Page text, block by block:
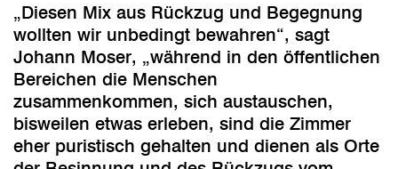
„Diesen Mix aus Rückzug und Begegnung
wollten wir unbedingt bewahren“, sagt
Johann Moser, „während in den öffentlichen
Bereichen die Menschen
zusammenkommen, sich austauschen,
bisweilen etwas erleben, sind die Zimmer
eher puristisch gehalten und dienen als Orte